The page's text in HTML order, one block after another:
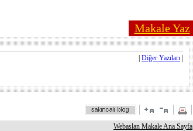
Makale Yaz
Diğer Yazıları
Webaslan Makale Ana Sayfa